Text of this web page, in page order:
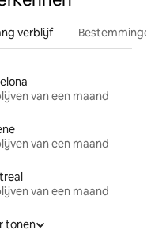
verblijf
van een maand
van een maand
van een maand
tonen